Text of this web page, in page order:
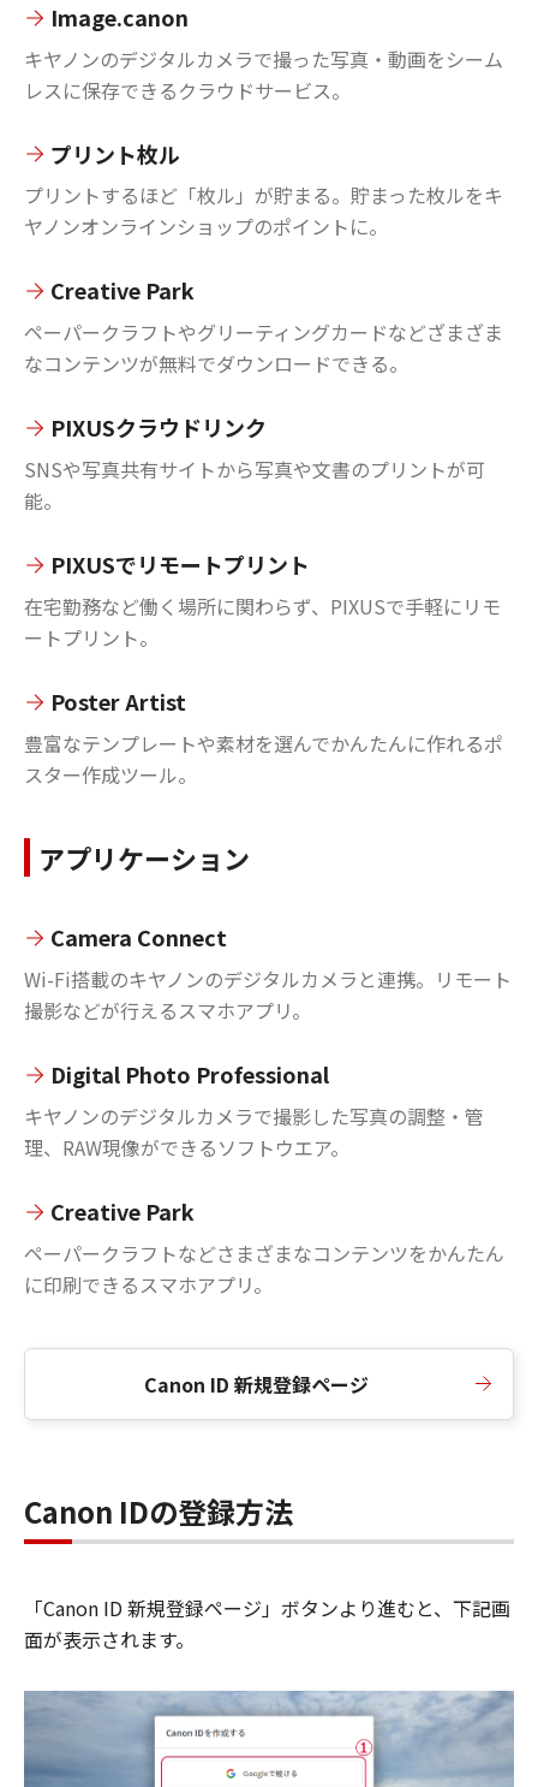
Image.canon
キヤノンのデジタルカメラで撮った写真・動画をシーム
レスに保存できるクラウドサービス。
プリント枚ル
プリントするほど「枚ル」が貯まる。貯まった枚ルをキ
ヤノンオンラインショップのポイントに。
Creative Park
ペーパークラフトやグリーティングカードなどざまざま
なコンテンツが無料でダウンロードできる。
PIXUSクラウドリンク
SNSや写真共有サイトから写真や文書のプリントが可
能。
PIXUSでリモートプリント
在宅勤務など働く場所に関わらず、PIXUSで手軽にリモ
ートプリント。
Poster Artist
豊富なテンプレートや素材を選んでかんたんに作れるポ
スター作成ツール。
アプリケーション
Camera Connect
Wi-Fi搭載のキヤノンのデジタルカメラと連携。リモート
撮影などが行えるスマホアプリ。
Digital Photo Professional
キヤノンのデジタルカメラで撮影した写真の調整・管
理、RAW現像ができるソフトウエア。
Creative Park
ペーパークラフトなどさまざまなコンテンツをかんたん
に印刷できるスマホアプリ。
Canon ID 新規登録ページ
Canon IDの登録方法
「Canon ID 新規登録ページ」ボタンより進むと、下記画
面が表示されます。